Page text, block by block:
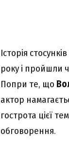
Історія
року і пройшли
Попри те, що
актор
гострота цієї
обговорення.